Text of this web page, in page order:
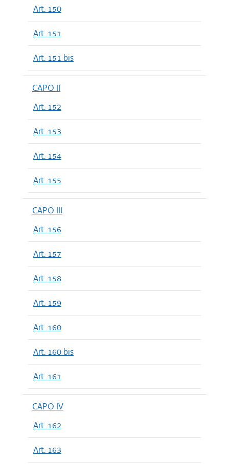
Art. 150
Art. 151
Art. 151 bis
CAPO II
Art. 152
Art. 153
Art. 154
Art. 155
CAPO III
Art. 156
Art. 157
Art. 158
Art. 159
Art. 160
Art. 160 bis
Art. 161
CAPO IV
Art. 162
Art. 163